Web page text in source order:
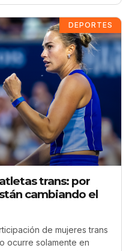
DEPORTES
trans: por
cambiando el
de mujeres trans
ocurre solamente en